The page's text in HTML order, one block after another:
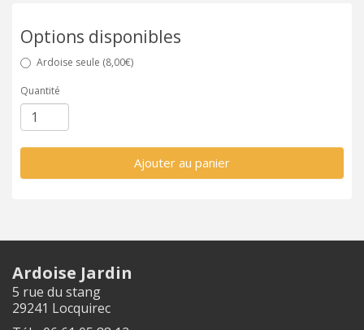
Options disponibles
Ardoise seule (8,00€)
Quantité
Ajouter au panier
Ardoise Jardin
5 rue du stang
29241 Locquirec